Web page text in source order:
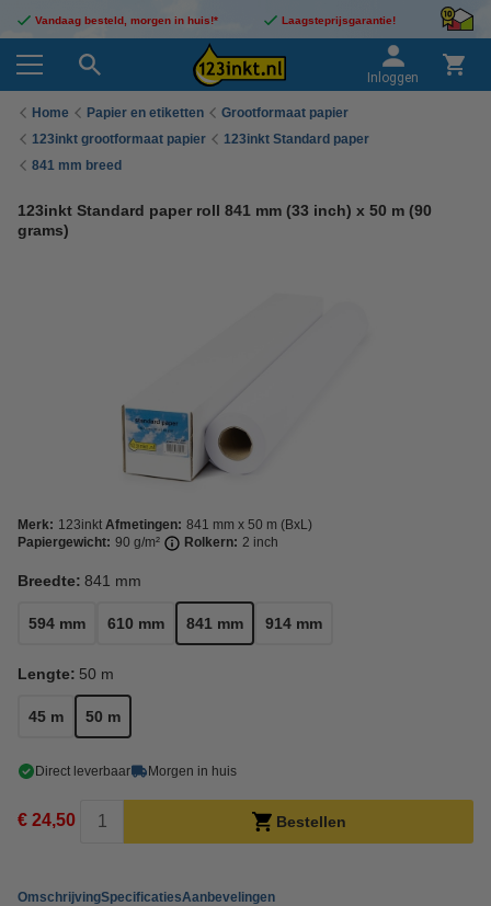
Vandaag besteld, morgen in huis!* Laagsteprijsgarantie!
Inloggen
Home Papier en etiketten
Grootformaat papier
123inkt grootformaat papier
123inkt Standard paper
841 mm breed
123inkt Standard paper roll 841 mm (33 inch) x 50 m (90
grams)
Merk: 123inkt Afmetingen: 841 mm x 50 m (BxL)
Papiergewicht: 90 g/m² Rolkern: 2 inch
Breedte: 841 mm
594 mm 610 mm 841 mm 914 mm
Lengte: 50 m
45 m 50 m
Direct leverbaar Morgen in huis
€ 24,50 Bestellen
OmschrijvingSpecificatiesAanbevelingen